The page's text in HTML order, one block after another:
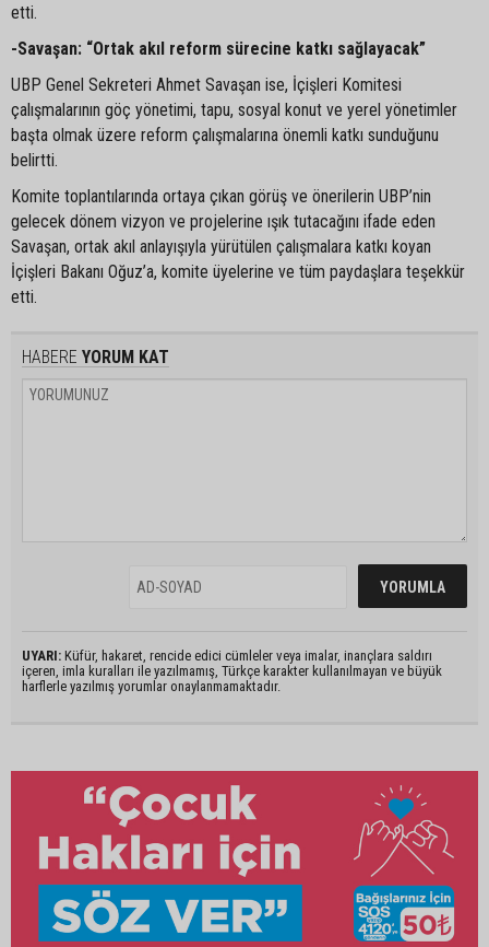
etti.
-Savaşan: “Ortak akıl reform sürecine katkı sağlayacak”
UBP Genel Sekreteri Ahmet Savaşan ise, İçişleri Komitesi
çalışmalarının göç yönetimi, tapu, sosyal konut ve yerel yönetimler
başta olmak üzere reform çalışmalarına önemli katkı sunduğunu
belirtti.
Komite toplantılarında ortaya çıkan görüş ve önerilerin UBP’nin
gelecek dönem vizyon ve projelerine ışık tutacağını ifade eden
Savaşan, ortak akıl anlayışıyla yürütülen çalışmalara katkı koyan
İçişleri Bakanı Oğuz’a, komite üyelerine ve tüm paydaşlara teşekkür
etti.
HABERE YORUM KAT
UYARI: Küfür, hakaret, rencide edici cümleler veya imalar, inançlara saldırı
içeren, imla kuralları ile yazılmamış, Türkçe karakter kullanılmayan ve büyük
harflerle yazılmış yorumlar onaylanmamaktadır.